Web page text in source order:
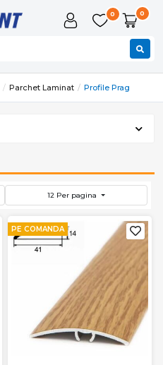
0 0
Parchet Laminat Profile Prag
12 Per pagina
PE COMANDA